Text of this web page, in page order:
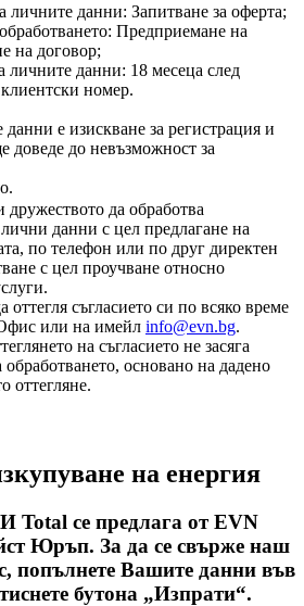
личните данни: Запитване за оферта;
Предприемане на
на договор;
личните данни: 18 месеца след
номер.
е изискване за регистрация и
доведе до невъзможност за
дружеството да обработва
данни с цел предлагане на
по телефон или по друг директен
с цел проучване относно
оттегля съгласието си по всяко време
или на имейл info@evn.bg.
на съгласието не засяга
обработването, основано на дадено
оттегляне.
на енергия
Total се предлага от EVN
Юръп. За да се свърже наш
попълнете Вашите данни във
бутона „Изпрати“.